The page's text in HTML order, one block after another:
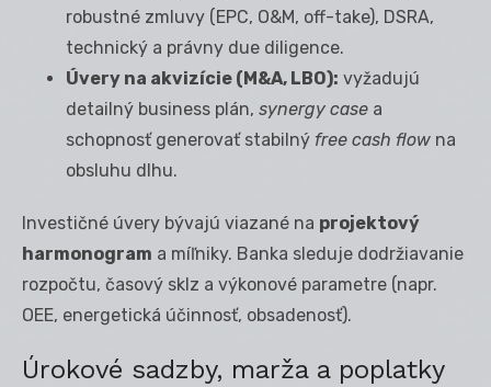
robustné zmluvy (EPC, O&M, off-take), DSRA,
technický a právny due diligence.
Úvery na akvizície (M&A, LBO): vyžadujú
detailný business plán, synergy case a
schopnosť generovať stabilný free cash flow na
obsluhu dlhu.
Investičné úvery bývajú viazané na projektový
harmonogram a míľniky. Banka sleduje dodržiavanie
rozpočtu, časový sklz a výkonové parametre (napr.
OEE, energetická účinnosť, obsadenosť).
Úrokové sadzby, marža a poplatky